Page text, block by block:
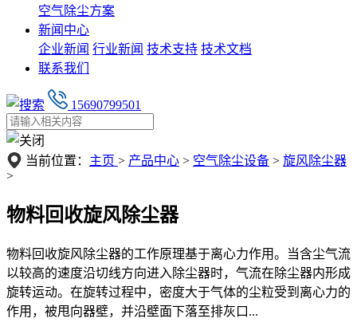
空气除尘方案
新闻中心
企业新闻 行业新闻 技术支持 技术文档
联系我们
15690799501
当前位置： 主页 > 产品中心 > 空气除尘设备 > 旋风除尘器
>
物料回收旋风除尘器
物料回收旋风除尘器的工作原理基于离心力作用。当含尘气流
以较高的速度沿切线方向进入除尘器时，气流在除尘器内形成
旋转运动。在旋转过程中，密度大于气体的尘粒受到离心力的
作用，被甩向器壁，并沿壁面下落至排灰口...